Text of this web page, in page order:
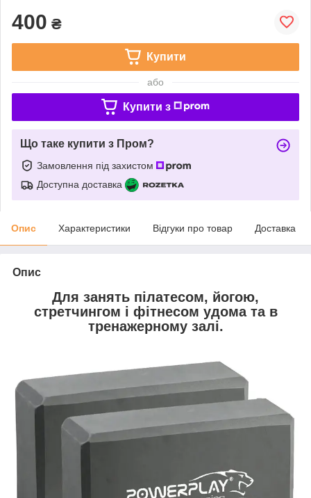
400 ₴
Купити
або
Купити з
Що таке купити з Пром?
Замовлення під захистом
Доступна доставка
Опис Характеристики Відгуки про товар Доставка
Опис
Для занять пілатесом, йогою,
стретчингом і фітнесом удома та в
тренажерному залі.